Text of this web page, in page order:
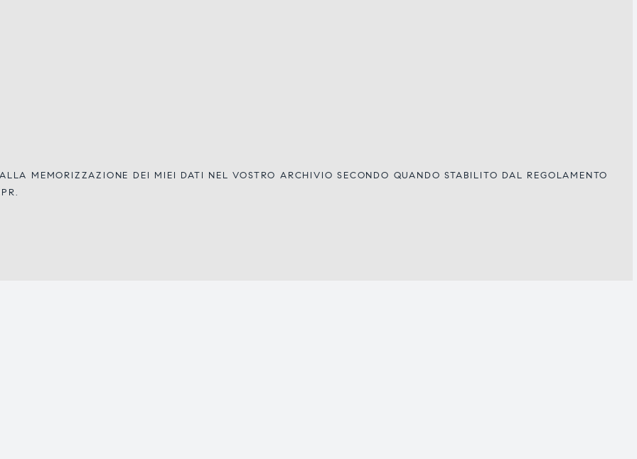
MEMORIZZAZIONE DEI MIEI DATI NEL VOSTRO ARCHIVIO SECONDO QUANDO STABILITO DAL REGOLAMENTO